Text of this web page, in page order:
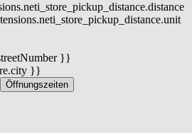
}}
}}
Öffnungszeiten